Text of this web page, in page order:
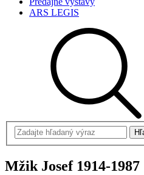
ARS LEGIS
Mžik Josef 1914-1987